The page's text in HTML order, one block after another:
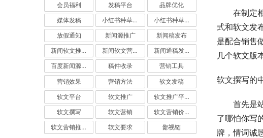
在制定相
式和软文发
是配合销售
几个软文版
软文撰写的
首先是站
了哪怕你写
牌，情词诚
会员福利 发稿平台 品牌优化
媒体发稿 小红书种草推广 小红书种草营销
放假通知 新闻源推广 新闻稿发布
新闻软文推广发稿 新闻软文营销推广 新闻通稿发布推广
百度新闻源发布 稿件收录 营销工具
营销效果 营销方法 软文发稿
软文平台 软文推广 软文推广平台
软文撰写 软文营销 软文营销价值
软文营销推广 软文要求 鄙视链